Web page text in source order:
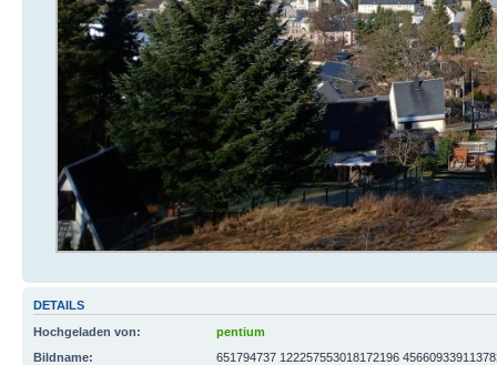
DETAILS
Hochgeladen von:
pentium
Bildname:
651794737 122257553018172196